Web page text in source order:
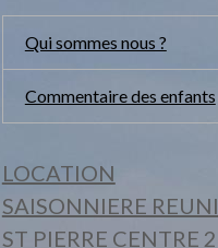
Qui sommes nous ?
Commentaire des enfants
LOCATION
SAISONNIERE
ST PIERRE CENTRE 2